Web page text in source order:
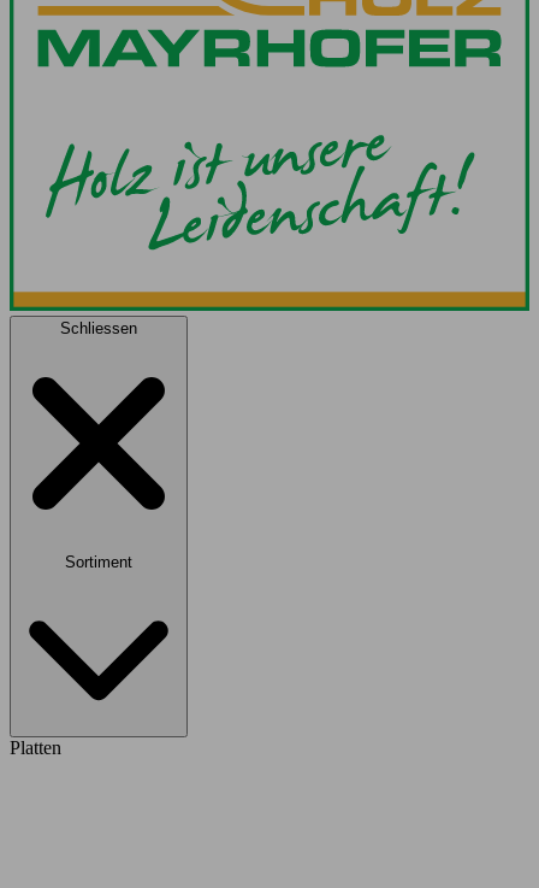
Schliessen
Sortiment
Platten